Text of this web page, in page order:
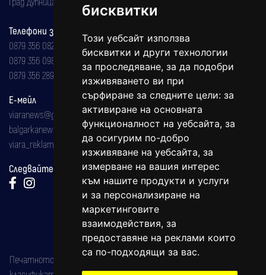
бисквитки
Този уебсайт използва
бисквитки и други технологии
за проследяване, за да подобри
изживяването ви при
сърфиране за следните цели: за
активиране на основната
функционалност на уебсайта, за
да осигурим по-добро
изживяване на уебсайта, за
измерване на вашия интерес
към нашите продукти и услуги
и за персонализиране на
маркетинговите
взаимодействия, за
предоставяне на реклами които
са по-подходящи за вас.
Телефони за реклама и абонаменти
0879 356 082
0879 356 098
0879 356 289
Е-мейл
viaranews@gmail.com
balgarkanews@gmail.com
viara_reklama@mail.bg
Следвайте ни:
Печатното издание на вестника е регистрирано в националния